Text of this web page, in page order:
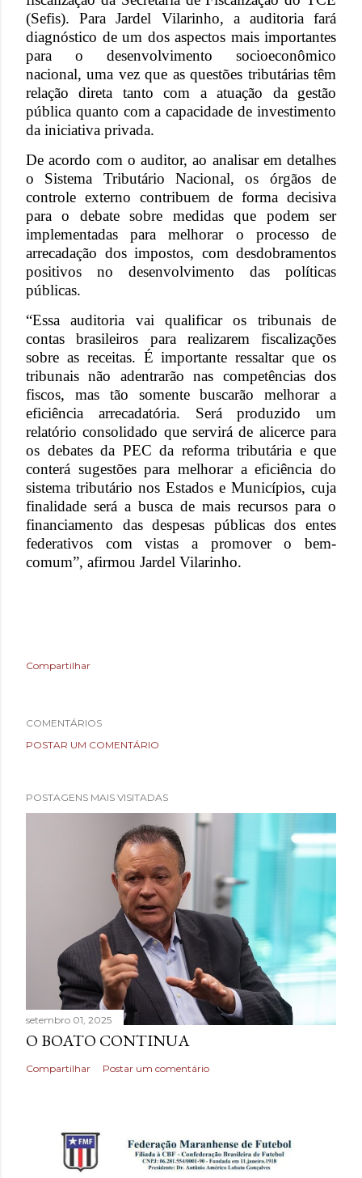
(Sefis). Para Jardel Vilarinho, a auditoria fará
diagnóstico de um dos aspectos mais importantes
para o desenvolvimento socioeconômico
nacional, uma vez que as questões tributárias têm
relação direta tanto com a atuação da gestão
pública quanto com a capacidade de investimento
da iniciativa privada.
De acordo com o auditor, ao analisar em detalhes
o Sistema Tributário Nacional, os órgãos de
controle externo contribuem de forma decisiva
para o debate sobre medidas que podem ser
implementadas para melhorar o processo de
arrecadação dos impostos, com desdobramentos
positivos no desenvolvimento das políticas
públicas.
“Essa auditoria vai qualificar os tribunais de
contas brasileiros para realizarem fiscalizações
sobre as receitas. É importante ressaltar que os
tribunais não adentrarão nas competências dos
fiscos, mas tão somente buscarão melhorar a
eficiência arrecadatória. Será produzido um
relatório consolidado que servirá de alicerce para
os debates da PEC da reforma tributária e que
conterá sugestões para melhorar a eficiência do
sistema tributário nos Estados e Municípios, cuja
finalidade será a busca de mais recursos para o
financiamento das despesas públicas dos entes
federativos com vistas a promover o bem-
comum”, afirmou Jardel Vilarinho.
Compartilhar
COMENTÁRIOS
POSTAR UM COMENTÁRIO
POSTAGENS MAIS VISITADAS
setembro 01, 2025
O BOATO CONTINUA
Compartilhar Postar um comentário